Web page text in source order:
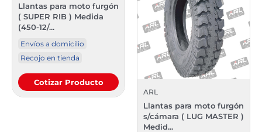
Llantas para moto furgón
( SUPER RIB ) Medida
(450-12/...
Envíos a domicilio
Recojo en tienda
Cotizar Producto
ARL
Llantas para moto furgón
s/cámara ( LUG MASTER )
Medid...